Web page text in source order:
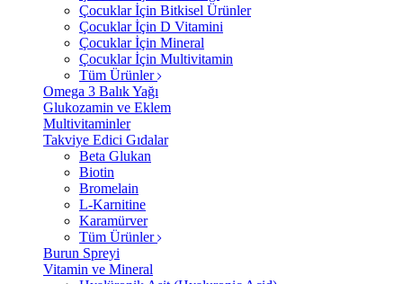
Çocuklar İçin Bitkisel Ürünler
Çocuklar İçin D Vitamini
Çocuklar İçin Mineral
Çocuklar İçin Multivitamin
Tüm Ürünler
Omega 3 Balık Yağı
Glukozamin ve Eklem
Multivitaminler
Takviye Edici Gıdalar
Beta Glukan
Biotin
Bromelain
L-Karnitine
Karamürver
Tüm Ürünler
Burun Spreyi
Vitamin ve Mineral